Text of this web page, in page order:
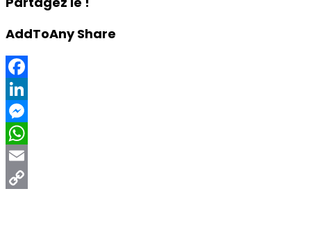
AddToAny Share
Facebook
LinkedIn
Messenger
WhatsApp
Email